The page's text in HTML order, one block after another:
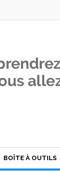
BOÎTE À OUTILS